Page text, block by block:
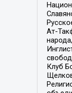
Ат-
Клуб